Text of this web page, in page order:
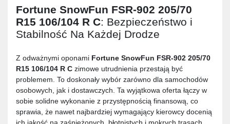
Fortune SnowFun FSR-902 205/70
R15 106/104 R C: Bezpieczeństwo i
Stabilność Na Każdej Drodze
Z odważnymi oponami Fortune SnowFun FSR-902 205/70
R15 106/104 R C zimowe utrudnienia przestają być
problemem. To doskonały wybór zarówno dla samochodów
osobowych, jak i dostawczych. Ta wyjątkowa oferta łączy w
sobie solidne wykonanie z przystępnością finansową, co
sprawia, że nawet najbardziej wymagający kierowcy docenią